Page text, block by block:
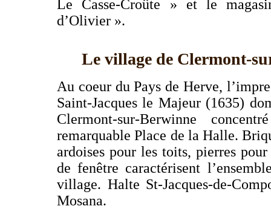
Le Casse-Croûte » et le
d’Olivier ».
Le village de Clermont-
Au coeur du Pays de Herve,
Saint-Jacques le Majeur (1635)
Clermont-sur-Berwinne
remarquable Place de la Halle.
ardoises pour les toits, pierres pour
de fenêtre caractérisent
village. Halte St-Jacques-de-
Mosana.